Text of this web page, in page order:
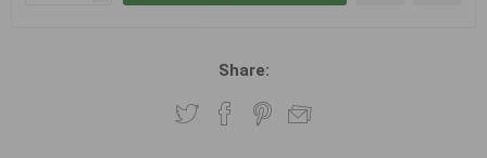
Share: